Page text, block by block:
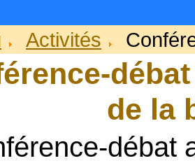
Activités
de la
débat